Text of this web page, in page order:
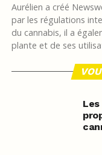
Aurélien a créé
par les régulations
du cannabis, il a
plante et de ses